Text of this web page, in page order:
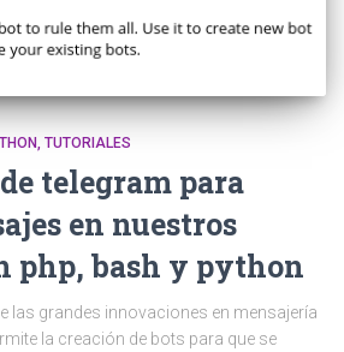
TUTORIALES
telegram para
en nuestros
php, bash y python
las grandes innovaciones en mensajería
la creación de bots para que se